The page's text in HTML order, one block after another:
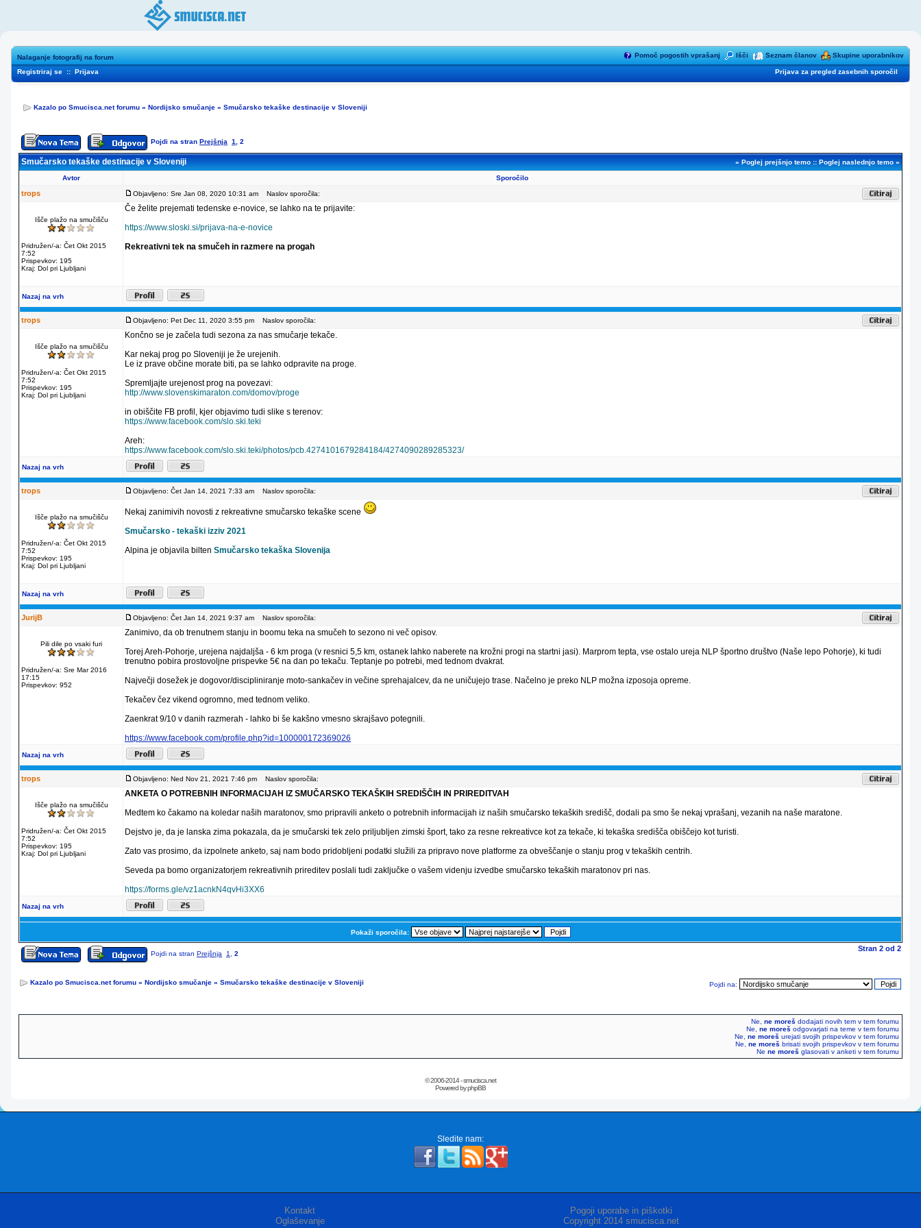
Nalaganje fotografij na forum Pomoč pogostih vprašanj Išči Seznam članov Skupine uporabnikov
Registriraj se :: Prijava Prijava za pregled zasebnih sporočil
Kazalo po Smucisca.net forumu » Nordijsko smučanje » Smučarsko tekaške destinacije v Sloveniji
Pojdi na stran Prejšnja 1 2
Smučarsko tekaške destinacije v Sloveniji « Poglej prejšnjo temo :: Poglej naslednjo temo »
Avtor Sporočilo
trops Objavljeno: Sre Jan 08, 2020 10:31 am Naslov sporočila:
Išče plažo na smučišču
Pridružen/-a: Čet Okt 2015
7:52
Prispevkov: 195
Kraj: Dol pri Ljubljani
Če želite prejemati tedenske e-novice, se lahko na te prijavite:
https://www.sloski.si/prijava-na-e-novice
Rekreativni tek na smučeh in razmere na progah
Nazaj na vrh
trops Objavljeno: Pet Dec 11, 2020 3:55 pm Naslov sporočila:
Išče plažo na smučišču
Pridružen/-a: Čet Okt 2015
7:52
Prispevkov: 195
Kraj: Dol pri Ljubljani
Končno se je začela tudi sezona za nas smučarje tekače.
Kar nekaj prog po Sloveniji je že urejenih.
Le iz prave občine morate biti, pa se lahko odpravite na proge.
Spremljajte urejenost prog na povezavi:
http://www.slovenskimaraton.com/domov/proge
in obiščite FB profil, kjer objavimo tudi slike s terenov:
https://www.facebook.com/slo.ski.teki
Areh:
https://www.facebook.com/slo.ski.teki/photos/pcb.4274101679284184/4274090289285323/
Nazaj na vrh
trops Objavljeno: Čet Jan 14, 2021 7:33 am Naslov sporočila:
Išče plažo na smučišču
Pridružen/-a: Čet Okt 2015
7:52
Prispevkov: 195
Kraj: Dol pri Ljubljani
Nekaj zanimivih novosti z rekreativne smučarsko tekaške scene
Smučarsko - tekaški izziv 2021
Alpina je objavila bilten Smučarsko tekaška Slovenija
Nazaj na vrh
JurijB Objavljeno: Čet Jan 14, 2021 9:37 am Naslov sporočila:
Pili dile po vsaki furi
Pridružen/-a: Sre Mar 2016
17:15
Prispevkov: 952
Zanimivo, da ob trenutnem stanju in boomu teka na smučeh to sezono ni več opisov.
Torej Areh-Pohorje, urejena najdaljša - 6 km proga (v resnici 5,5 km, ostanek lahko naberete na krožni progi na startni jasi). Marprom tepta, vse ostalo ureja NLP športno društvo (Naše lepo Pohorje), ki tudi
trenutno pobira prostovoljne prispevke 5€ na dan po tekaču. Teptanje po potrebi, med tednom dvakrat.
Največji dosežek je dogovor/discipliniranje moto-sankačev in večine sprehajalcev, da ne uničujejo trase. Načelno je preko NLP možna izposoja opreme.
Tekačev čez vikend ogromno, med tednom veliko.
Zaenkrat 9/10 v danih razmerah - lahko bi še kakšno vmesno skrajšavo potegnili.
https://www.facebook.com/profile.php?id=100000172369026
Nazaj na vrh
trops Objavljeno: Ned Nov 21, 2021 7:46 pm Naslov sporočila:
Išče plažo na smučišču
Pridružen/-a: Čet Okt 2015
7:52
Prispevkov: 195
Kraj: Dol pri Ljubljani
ANKETA O POTREBNIH INFORMACIJAH IZ SMUČARSKO TEKAŠKIH SREDIŠČIH IN PRIREDITVAH
Medtem ko čakamo na koledar naših maratonov, smo pripravili anketo o potrebnih informacijah iz naših smučarsko tekaških središč, dodali pa smo še nekaj vprašanj, vezanih na naše maratone.
Dejstvo je, da je lanska zima pokazala, da je smučarski tek zelo priljubljen zimski šport, tako za resne rekreativce kot za tekače, ki tekaška središča obiščejo kot turisti.
Zato vas prosimo, da izpolnete anketo, saj nam bodo pridobljeni podatki služili za pripravo nove platforme za obveščanje o stanju prog v tekaških centrih.
Seveda pa bomo organizatorjem rekreativnih prireditev poslali tudi zaključke o vašem videnju izvedbe smučarsko tekaških maratonov pri nas.
https://forms.gle/vz1acnkN4qvHi3XX6
Nazaj na vrh
Pokaži sporočila:
Pojdi na stran Prejšnja 1 2
Stran 2 od 2
Kazalo po Smucisca.net forumu » Nordijsko smučanje » Smučarsko tekaške destinacije v Sloveniji Pojdi na:
Ne, ne moreš dodajati novih tem v tem forumu
Ne, ne moreš odgovarjati na teme v tem forumu
Ne, ne moreš urejati svojih prispevkov v tem forumu
Ne, ne moreš brisati svojih prispevkov v tem forumu
Ne ne moreš glasovati v anketi v tem forumu
© 2006-2014 - smucisca.net
Powered by phpBB
Sledite nam:
Kontakt
Oglaševanje
Pogoji uporabe in piškotki
Copyright 2014 smucisca.net